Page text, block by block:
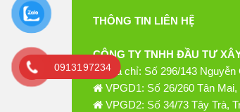
THÔNG TIN LIÊN HỆ
CÔNG TY TNHH ĐẦU TƯ
Địa chỉ: Số 296/143 Nguyễn
VPGD1: Số 26/260 Tân
VPGD2: Số 34/73 Tây Trà,
0913197234